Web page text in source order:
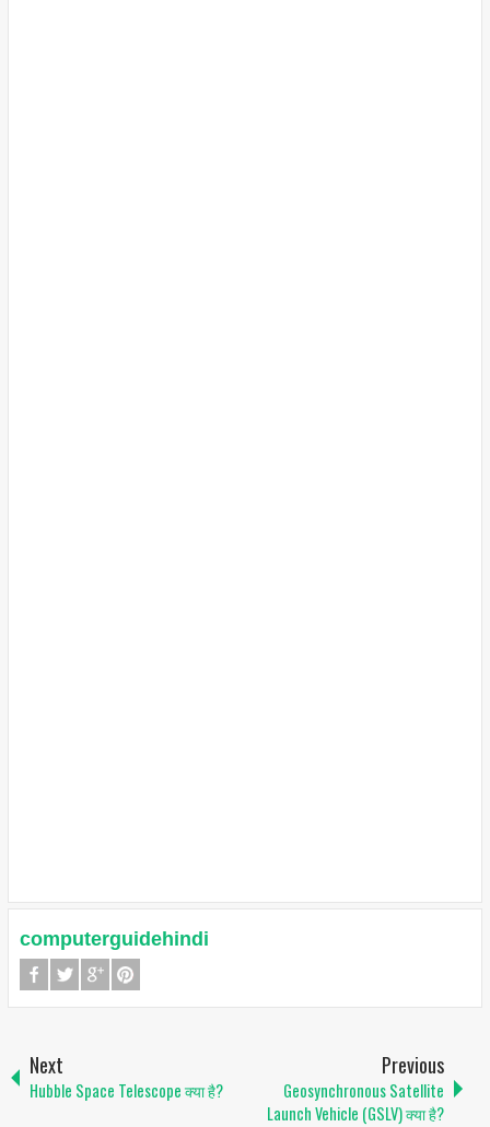
computerguidehindi
Next
Hubble Space Telescope क्या है?
Previous
Geosynchronous Satellite
Launch Vehicle (GSLV) क्या है?